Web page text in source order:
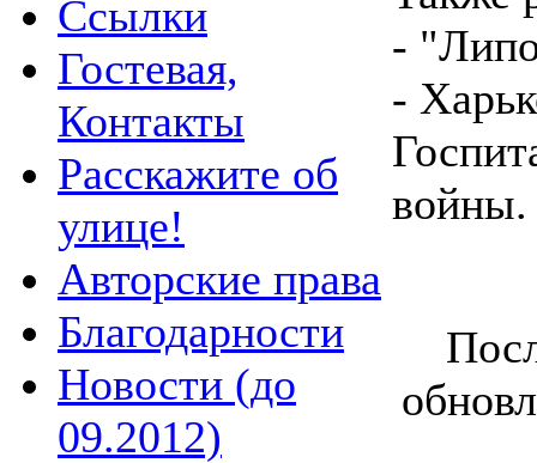
Ссылки
Гостевая,
Контакты
Расскажите об
улице!
Авторские права
Благодарности
Новости (до
09.2012)
-
-
войны.